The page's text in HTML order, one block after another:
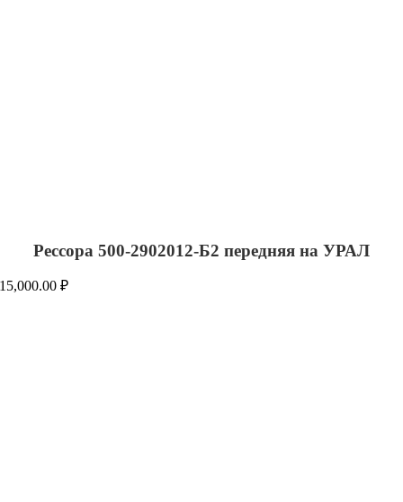
Рессора 500-2902012-Б2 передняя на УРАЛ
15,000.00₽